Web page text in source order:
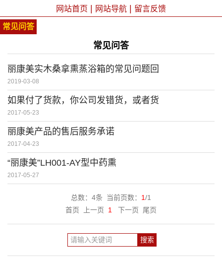
网站首页 网站导航 留言反馈
常见问答
常见问答
丽康美实木桑拿熏蒸浴箱的常见问题回
2019-03-08
如果付了货款，你公司发错货，或者货
2017-05-23
丽康美产品的售后服务承诺
2017-04-23
“丽康美”LH001-AY型中药熏
2017-05-27
总数：4条 当前页数： 1/1
首页 上一页 1 下一页 尾页